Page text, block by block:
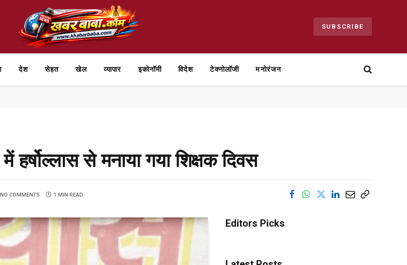
SUBSCRIBE
देश सेहत खेल व्यापार ⁠इकोनॉमी विदेश टेक्नोलॉजी मनोरंजन
से मनाया गया शिक्षक दिवस
NO COMMENTS 1 MIN READ
Editors Picks